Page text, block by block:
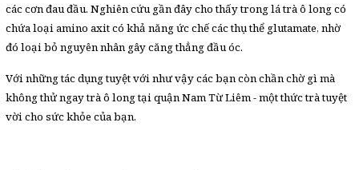
các cơn đau đầu. Nghiên cứu gần đây cho thấy trong lá trà ô long có
chứa loại amino axit có khả năng ức chế các thụ thể glutamate, nhờ
đó loại bỏ nguyên nhân gây căng thẳng đầu óc.
Với những tác dụng tuyệt với như vậy các bạn còn chần chờ gì mà
không thử ngay trà ô long tại quận Nam Từ Liêm - một thức trà tuyệt
vời cho sức khỏe của bạn.